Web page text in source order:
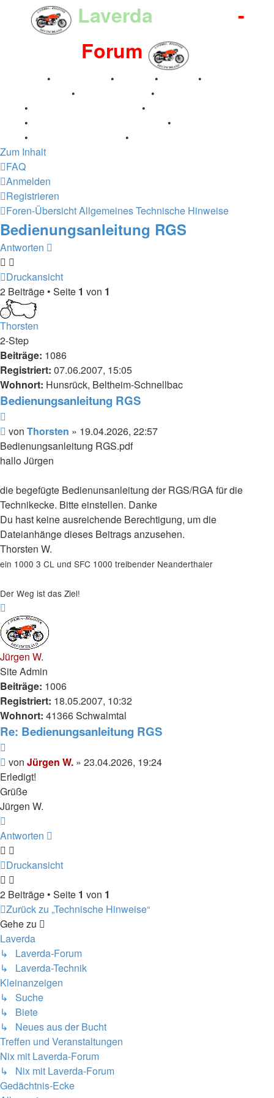
Laverda
-
Forum
• • •
•
• •
• •
• •
•
•
Zum Inhalt
FAQ
Anmelden
Registrieren
Foren-ÜbersichtAllgemeinesTechnische Hinweise
Bedienungsanleitung RGS
Antworten
Druckansicht
2 Beiträge • Seite 1 von 1
Thorsten
2-Step
Beiträge: 1086
Registriert: 07.06.2007, 15:05
Wohnort: Hunsrück, Beltheim-Schnellbac
Bedienungsanleitung RGS
Beitrag
von Thorsten » 19.04.2026, 22:57
Bedienungsanleitung RGS.pdf
hallo Jürgen
die begefügte Bedienunsanleitung der RGS/RGA für die
Technikecke. Bitte einstellen. Danke
Du hast keine ausreichende Berechtigung, um die
Dateianhänge dieses Beitrags anzusehen.
Thorsten W.
ein 1000 3 CL und SFC 1000 treibender Neanderthaler
Der Weg ist das Ziel!
oben
Jürgen W.
Site Admin
Beiträge: 1006
Registriert: 18.05.2007, 10:32
Wohnort: 41366 Schwalmtal
Re: Bedienungsanleitung RGS
Beitrag
von Jürgen W. » 23.04.2026, 19:24
Erledigt!
Grüße
Jürgen W.
oben
Antworten
Druckansicht
2 Beiträge • Seite 1 von 1
Zurück zu „Technische Hinweise“
Gehe zu
Laverda
↳ Laverda-Forum
↳ Laverda-Technik
Kleinanzeigen
↳ Suche
↳ Biete
↳ Neues aus der Bucht
Treffen und Veranstaltungen
Nix mit Laverda-Forum
↳ Nix mit Laverda-Forum
Gedächtnis-Ecke